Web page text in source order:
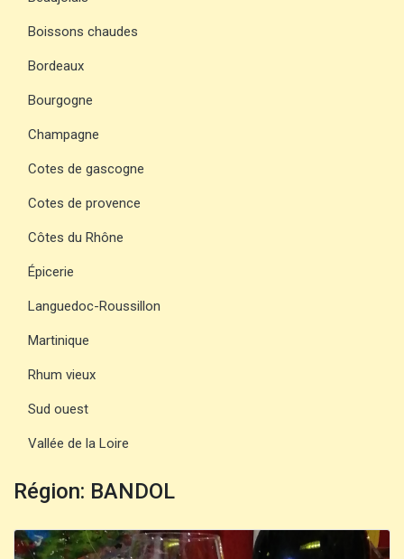
Boissons chaudes
Bordeaux
Bourgogne
Champagne
Cotes de gascogne
Cotes de provence
Côtes du Rhône
Épicerie
Languedoc-Roussillon
Martinique
Rhum vieux
Sud ouest
Vallée de la Loire
Région: BANDOL